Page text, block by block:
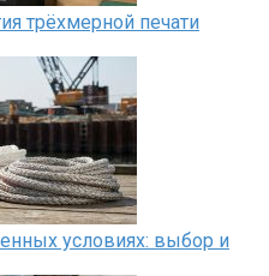
трёхмерной печати
условиях: выбор и